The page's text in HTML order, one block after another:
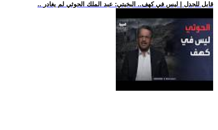
.. قابل للجدل | ليس في كهف.. البخيتي: عبد الملك الحوثي لم يغادر